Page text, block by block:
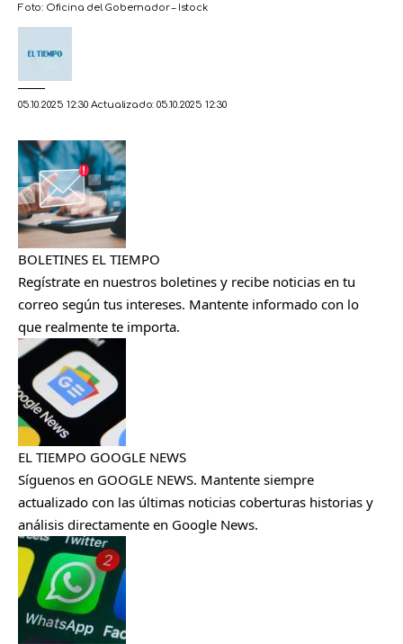
Foto: Oficina del Gobernador – Istock
05.10.2025 12:30 Actualizado: 05.10.2025 12:30
BOLETINES EL TIEMPO
Regístrate en nuestros boletines y recibe noticias en tu
correo según tus intereses. Mantente informado con lo
que realmente te importa.
EL TIEMPO GOOGLE NEWS
Síguenos en GOOGLE NEWS. Mantente siempre
actualizado con las últimas noticias coberturas historias y
análisis directamente en Google News.